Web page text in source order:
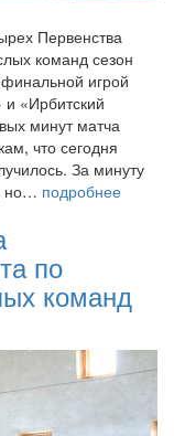
Первенства
команд сезон
игрой
«Ирбитский
минут матча
что сегодня
За минуту
но… подробнее
по
команд